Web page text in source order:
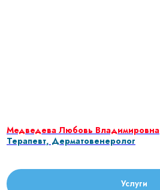
Медведева Любовь Владимировна
Терапевт, Дерматовенеролог
Услуги